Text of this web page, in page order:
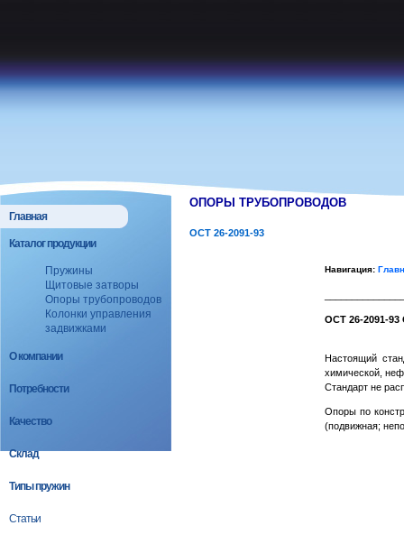
Главная
Каталог продукции
Пружины
Щитовые затворы
Опоры трубопроводов
Колонки управления
задвижками
О компании
Потребности
Качество
Склад
Типы пружин
Статьи
ОПОРЫ ТРУБОПРОВОДОВ
ОСТ 26-2091-93
Навигация:
ОСТ 26-2091-93
Настоящий
химической,
Стандарт не
Опоры по
(подвижная;